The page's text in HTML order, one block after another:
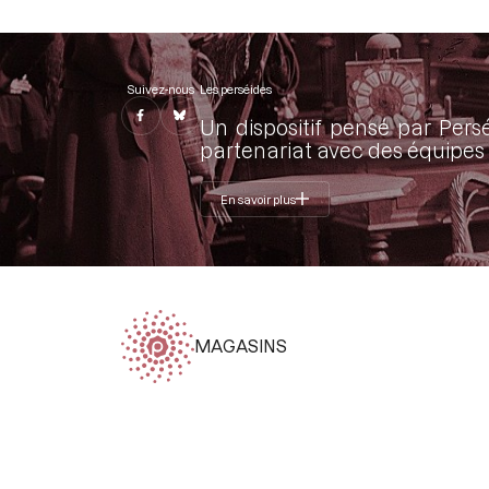
Suivez-nous Les perséides
Un dispositif pensé par
partenariat avec des
En savoir plus
MAGASINS